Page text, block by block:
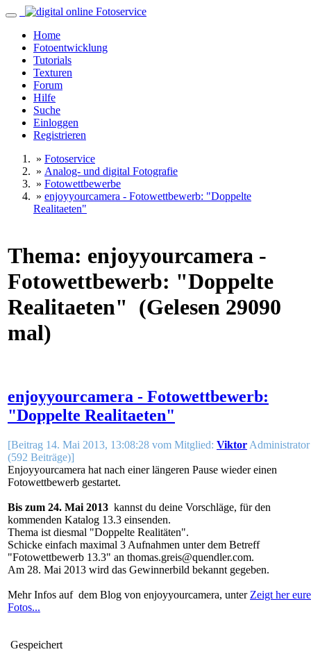
Home
Fotoentwicklung
Tutorials
Texturen
Forum
Hilfe
Suche
Einloggen
Registrieren
» Fotoservice
» Analog- und digital Fotografie
» Fotowettbewerbe
» enjoyyourcamera - Fotowettbewerb: "Doppelte
Realitaeten"
Thema: enjoyyourcamera -
Fotowettbewerb: "Doppelte
Realitaeten" (Gelesen 29090
mal)
enjoyyourcamera - Fotowettbewerb:
"Doppelte Realitaeten"
[Beitrag 14. Mai 2013, 13:08:28 vom Mitglied: Viktor Administrator
(592 Beiträge)]
Enjoyyourcamera hat nach einer längeren Pause wieder einen
Fotowettbewerb gestartet.
Bis zum 24. Mai 2013 kannst du deine Vorschläge, für den
kommenden Katalog 13.3 einsenden.
Thema ist diesmal "Doppelte Realitäten".
Schicke einfach maximal 3 Aufnahmen unter dem Betreff
"Fotowettbewerb 13.3" an thomas.greis@quendler.com.
Am 28. Mai 2013 wird das Gewinnerbild bekannt gegeben.
Mehr Infos auf dem Blog von enjoyyourcamera, unter Zeigt her eure
Fotos...
Gespeichert